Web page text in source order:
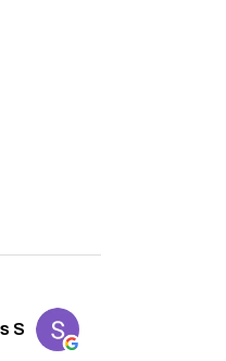
S.